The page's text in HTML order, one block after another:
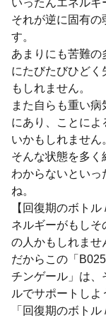
それが逆に固有の
す。
あまりにも苦難
にたびたびひど
もしれません。
また自らも重い
にあり、ことに
いかもしれません
そんな状態を多
わからないといっ
ね。
【回復期のボト
ネルギーがもし
の人かもしれませ
だからこの「
チンゲール」は
ルでサポートしよ
「回復期のボト